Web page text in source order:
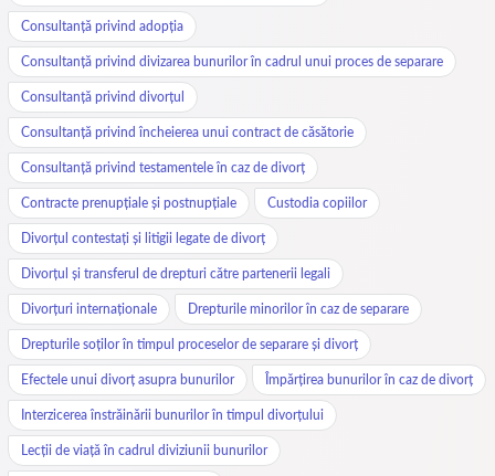
Consultanță privind adopția
Consultanță privind divizarea bunurilor în cadrul unui proces de separare
Consultanță privind divorțul
Consultanță privind încheierea unui contract de căsătorie
Consultanță privind testamentele în caz de divorț
Contracte prenupțiale și postnupțiale Custodia copiilor
Divorțul contestați și litigii legate de divorț
Divorțul și transferul de drepturi către partenerii legali
Divorțuri internaționale Drepturile minorilor în caz de separare
Drepturile soților în timpul proceselor de separare și divorț
Efectele unui divorț asupra bunurilor Împărțirea bunurilor în caz de divorț
Interzicerea înstrăinării bunurilor în timpul divorțului
Lecții de viață în cadrul diviziunii bunurilor